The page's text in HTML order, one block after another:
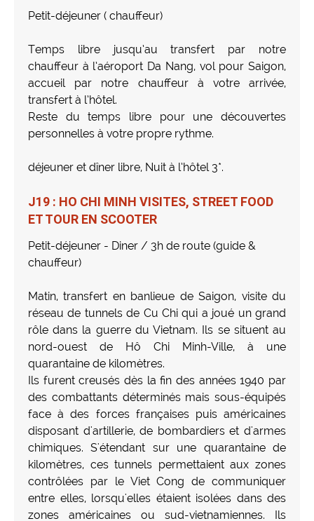
Petit-déjeuner ( chauffeur)
Temps libre jusqu’au transfert par notre
chauffeur à l’aéroport Da Nang, vol pour Saigon,
accueil par notre chauffeur à votre arrivée,
transfert à l’hôtel.
Reste du temps libre pour une découvertes
personnelles à votre propre rythme.
déjeuner et dîner libre, Nuit à l’hôtel 3*.
J19 : HO CHI MINH VISITES, STREET FOOD
ET TOUR EN SCOOTER
Petit-déjeuner - Diner / 3h de route (guide &
chauffeur)
Matin, transfert en banlieue de Saigon, visite du
réseau de tunnels de Cu Chi qui a joué un grand
rôle dans la guerre du Vietnam. Ils se situent au
nord-ouest de Hô Chi Minh-Ville, à une
quarantaine de kilomètres.
Ils furent creusés dès la fin des années 1940 par
des combattants déterminés mais sous-équipés
face à des forces françaises puis américaines
disposant d'artillerie, de bombardiers et d'armes
chimiques. S'étendant sur une quarantaine de
kilomètres, ces tunnels permettaient aux zones
contrôlées par le Viet Cong de communiquer
entre elles, lorsqu'elles étaient isolées dans des
zones américaines ou sud-vietnamiennes. Ils